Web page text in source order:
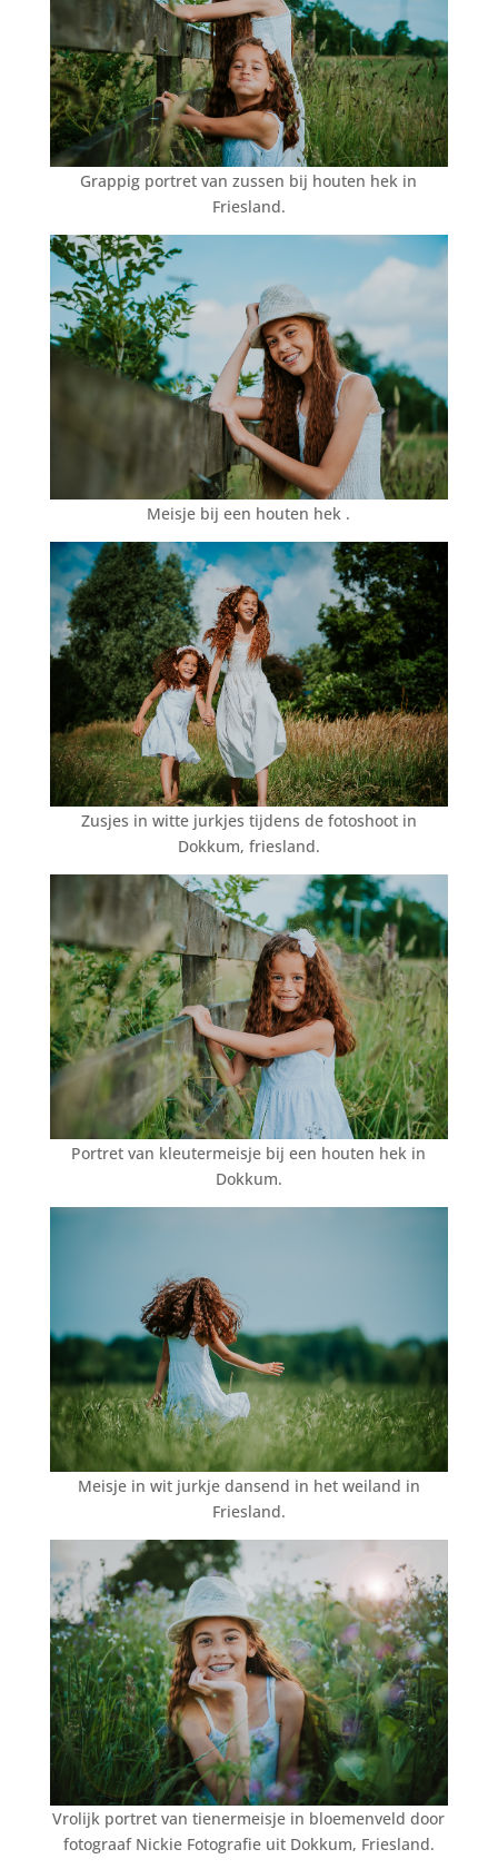
Grappig portret van zussen bij houten hek in
Friesland.
Meisje bij een houten hek .
Zusjes in witte jurkjes tijdens de fotoshoot in
Dokkum, friesland.
Portret van kleutermeisje bij een houten hek in
Dokkum.
Meisje in wit jurkje dansend in het weiland in
Friesland.
Vrolijk portret van tienermeisje in bloemenveld door
fotograaf Nickie Fotografie uit Dokkum, Friesland.